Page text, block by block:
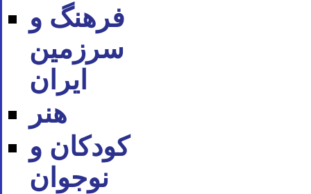
فرهنگ و
سرزمین
ایران
هنر
کودکان و
نوجوان